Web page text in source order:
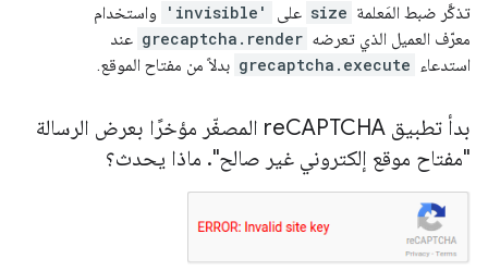
تذكَّر ضبط المَعلمة size على 'invisible'
واستخدام
معرّف العميل الذي تعرضه grecaptcha.render عند
استدعاء grecaptcha.execute بدلاً من مفتاح الموقع.
بدأ تطبيق re
CAPTCHA المصغّر مؤخرًا بعرض الرسالة
"مفتاح موقع إلكتروني غير صالح". ماذا يحدث؟